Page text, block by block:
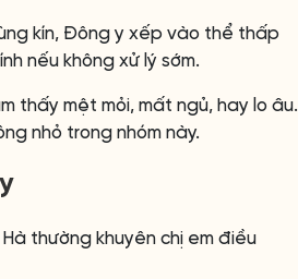
kín, Đông y xếp vào thể thấp
nếu không xử lý sớm.
thấy mệt mỏi, mất ngủ, hay lo âu.
nhỏ trong nhóm này.
thường khuyên chị em điều